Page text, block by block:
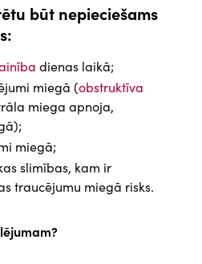
būt nepieciešams
dienas laikā;
miegā (obstruktīva
miega apnoja,
miegā;
slimības, kam ir
traucējumu miegā risks.